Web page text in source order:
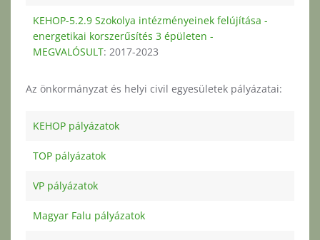
KEHOP-5.2.9 Szokolya intézményeinek felújítása -
energetikai korszerűsítés 3 épületen -
MEGVALÓSULT: 2017-2023
Az önkormányzat és helyi civil egyesületek pályázatai:
KEHOP pályázatok
TOP pályázatok
VP pályázatok
Magyar Falu pályázatok